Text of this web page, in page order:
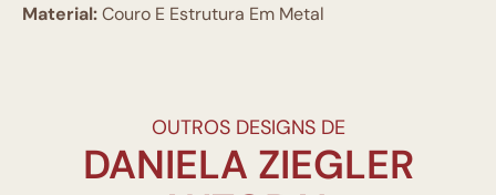
Material:Couro E Estrutura Em Metal
OUTROS DESIGNS DE
DANIELA ZIEGLER